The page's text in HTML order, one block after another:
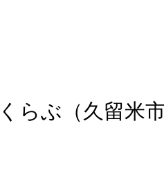
らぶ（久留米